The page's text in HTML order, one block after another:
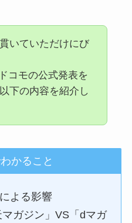
いていただけにび
コモの公式発表を
下の内容を紹介し
かること
よる影響
ガジン」VS「dマガ